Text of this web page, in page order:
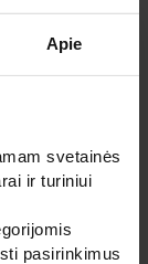
Apie
svetainės
ir turiniui
pasirinkimus